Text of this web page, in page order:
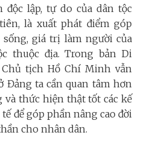
độc lập, tự do của dân tộc
là xuất phát điểm góp
giá trị làm người của
thuộc địa. Trong bản Di
tịch Hồ Chí Minh vẫn
Đảng ta cần quan tâm hơn
và thức hiện thật tốt các kế
để góp phần nâng cao đời
cho nhân dân.